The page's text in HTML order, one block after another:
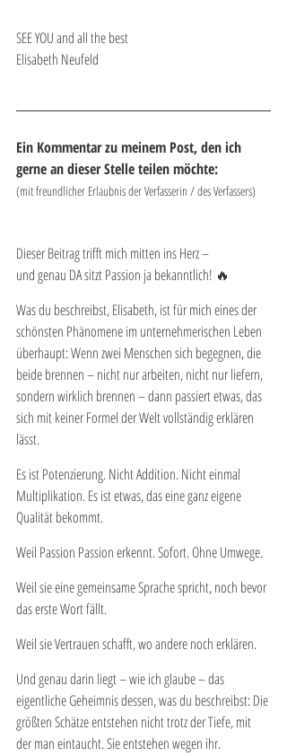
SEE YOU and all the best
Elisabeth Neufeld
Ein Kommentar zu meinem Post, den ich
gerne an dieser Stelle teilen möchte:
(mit freundlicher Erlaubnis der Verfasserin / des Verfassers)
Dieser Beitrag trifft mich mitten ins Herz –
und genau DA sitzt Passion ja bekanntlich! 🔥
Was du beschreibst, Elisabeth, ist für mich eines der
schönsten Phänomene im unternehmerischen Leben
überhaupt: Wenn zwei Menschen sich begegnen, die
beide brennen – nicht nur arbeiten, nicht nur liefern,
sondern wirklich brennen – dann passiert etwas, das
sich mit keiner Formel der Welt vollständig erklären
lässt.
Es ist Potenzierung. Nicht Addition. Nicht einmal
Multiplikation. Es ist etwas, das eine ganz eigene
Qualität bekommt.
Weil Passion Passion erkennt. Sofort. Ohne Umwege.
Weil sie eine gemeinsame Sprache spricht, noch bevor
das erste Wort fällt.
Weil sie Vertrauen schafft, wo andere noch erklären.
Und genau darin liegt – wie ich glaube – das
eigentliche Geheimnis dessen, was du beschreibst: Die
größten Schätze entstehen nicht trotz der Tiefe, mit
der man eintaucht. Sie entstehen wegen ihr.